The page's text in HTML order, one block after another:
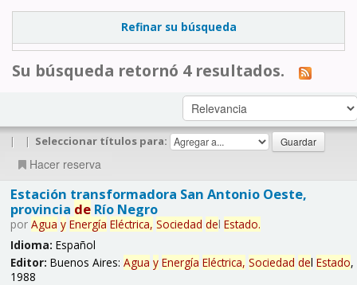
Refinar su búsqueda
Su búsqueda retornó 4 resultados.
| | Seleccionar títulos para:
Hacer reserva
Estación transformadora San Antonio Oeste,
provincia deRío Negro
por Agua y Energía Eléctrica, Sociedad del Estado.
Idioma: Español
Editor: Buenos Aires: Agua y Energía Eléctrica, Sociedad del Estado,
1988